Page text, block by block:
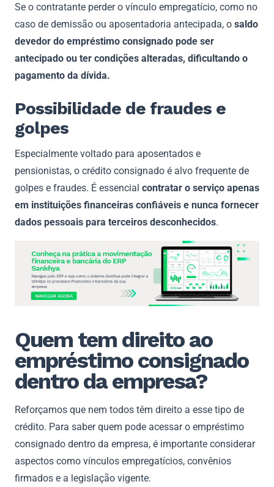
Se o contratante perder o vínculo empregatício, como no
caso de demissão ou aposentadoria antecipada, o saldo
devedor do empréstimo consignado pode ser
antecipado ou ter condições alteradas, dificultando o
pagamento da dívida.
Possibilidade de fraudes e
golpes
Especialmente voltado para aposentados e
pensionistas, o crédito consignado é alvo frequente de
golpes e fraudes. É essencial contratar o serviço apenas
em instituições financeiras confiáveis e nunca fornecer
dados pessoais para terceiros desconhecidos.
Quem tem direito ao
empréstimo consignado
dentro da empresa?
Reforçamos que nem todos têm direito a esse tipo de
crédito. Para saber quem pode acessar o empréstimo
consignado dentro da empresa, é importante considerar
aspectos como vínculos empregatícios, convênios
firmados e a legislação vigente.